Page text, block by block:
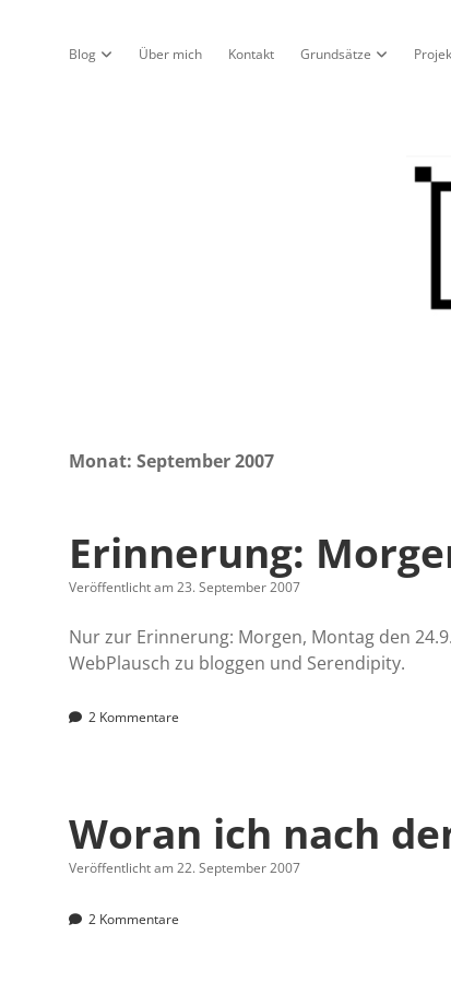
Blog Dropdown-Menü öffnen
Über mich Kontakt Grundsätze Dropdown-
Monat: September 2007
Erinnerung:
Veröffentlicht am 23. September 2007
Nur zur Erinnerung: Morgen, Montag den
WebPlausch zu bloggen und Serendipity.
2 Kommentare
Woran ich nach
Veröffentlicht am 22. September 2007
2 Kommentare